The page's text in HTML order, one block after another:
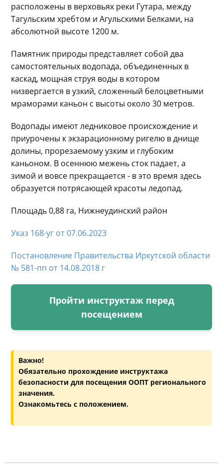
расположены в верховьях реки Гутара, между
Тагульским хребтом и Агульскими Белками, на
абсолютной высоте 1200 м.
Памятник природы представляет собой два
самостоятельных водопада, объединенных в
каскад, мощная струя воды в котором
низвергается в узкий, сложенный белоцветными
мраморами каньон с высоты около 30 метров.
Водопады имеют ледниковое происхождение и
приурочены к экзарационному ригелю в днище
долины, прорезаемому узким и глубоким
каньоном. В осеннюю межень сток падает, а
зимой и вовсе прекращается - в это время здесь
образуется потрясающей красоты ледопад.
Площадь 0,88 га, Нижнеудинский район
Указ 168-уг от 07.06.2023
Постановление Правительства Иркутской области
№ 581-пп от 14.08.2018 г
Пройти инструктаж перед
посещением
Важно!
Обязательно прохождение инструктажа
безопасности для посещения ООПТ регионального
значения.
Ознакомьтесь с положением.